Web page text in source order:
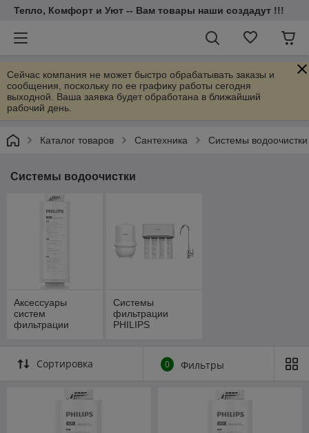
Тепло, Комфорт и Уют -- Вам товары наши создадут !!!
Сейчас компания не может быстро обрабатывать заказы и
сообщения, поскольку по ее графику работы сегодня
выходной. Ваша заявка будет обработана в ближайший
рабочий день.
Каталог товаров Cантехника Системы водоочистки
Системы водоочистки
Аксессуары
систем
фильтрации
Системы
фильтрации
PHILIPS
Сортировка 0 Фильтры